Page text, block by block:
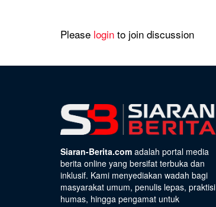
Please login to join discussion
Siaran-Berita.com adalah portal media
berita online yang bersifat terbuka dan
inklusif. Kami menyediakan wadah bagi
masyarakat umum, penulis lepas, praktisi
humas, hingga pengamat untuk